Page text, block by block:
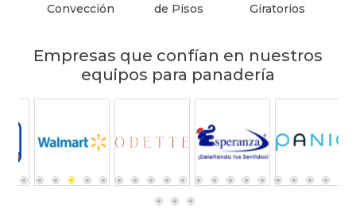
Convección
de Pisos
Giratorios
Empresas que confían en nuestros
equipos para panadería